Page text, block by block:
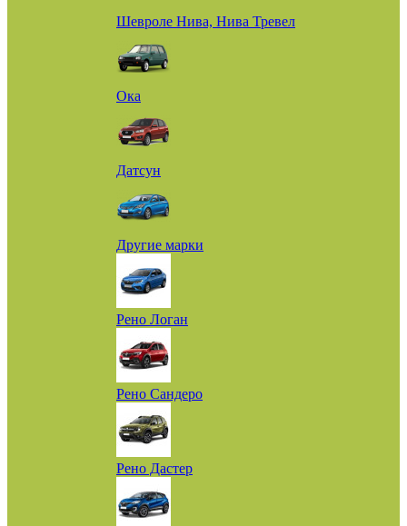
Шевроле Нива, Нива Тревел
Ока
Датсун
Другие марки
Рено Логан
Рено Сандеро
Рено Дастер